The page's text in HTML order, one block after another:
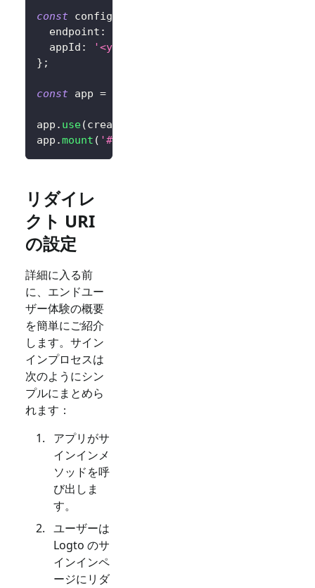
const config
  endpoint
:
  appId
: '<your-application-id>'
} ;
const app =
app . use(createLogto
app .mount ( '#app'
リダイレ
クト URI
の設定
詳細に入る前
に、エンドユー
ザー体験の概要
を簡単にご紹介
します。サイン
インプロセスは
次のようにシン
プルにまとめら
れます：
アプリがサ
インインメ
ソッドを呼
び出しま
す。
ユーザーは
Logto のサ
インインペ
ージにリダ